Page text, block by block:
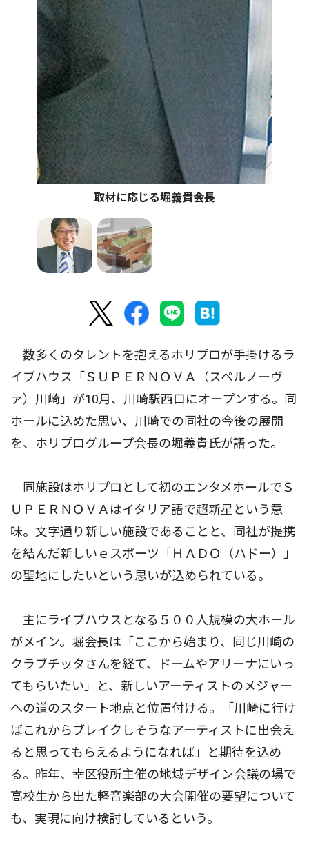
取材に応じる堀義貴会長
数多くのタレントを抱えるホリプロが手掛けるラ
イブハウス「ＳＵＰＥＲＮＯＶＡ（スペルノーヴ
ァ）川崎」が10月、川崎駅西口にオープンする。同
ホールに込めた思い、川崎での同社の今後の展開
を、ホリプログループ会長の堀義貴氏が語った。
同施設はホリプロとして初のエンタメホールでＳ
ＵＰＥＲＮＯＶＡはイタリア語で超新星という意
味。文字通り新しい施設であることと、同社が提携
を結んだ新しいｅスポーツ「ＨＡＤＯ（ハドー）」
の聖地にしたいという思いが込められている。
主にライブハウスとなる５００人規模の大ホール
がメイン。堀会長は「ここから始まり、同じ川崎の
クラブチッタさんを経て、ドームやアリーナにいっ
てもらいたい」と、新しいアーティストのメジャー
への道のスタート地点と位置付ける。「川崎に行け
ばこれからブレイクしそうなアーティストに出会え
ると思ってもらえるようになれば」と期待を込め
る。昨年、幸区役所主催の地域デザイン会議の場で
高校生から出た軽音楽部の大会開催の要望について
も、実現に向け検討しているという。